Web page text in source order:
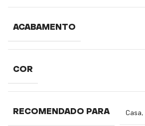
ACABAMENTO
COR
RECOMENDADO PARA Casa,